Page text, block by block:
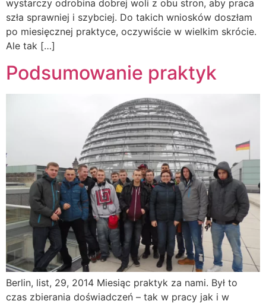
wystarczy odrobina dobrej woli z obu stron, aby praca
szła sprawniej i szybciej. Do takich wniosków doszłam
po miesięcznej praktyce, oczywiście w wielkim skrócie.
Ale tak […]
Podsumowanie praktyk
Berlin, list, 29, 2014 Miesiąc praktyk za nami. Był to
czas zbierania doświadczeń – tak w pracy jak i w